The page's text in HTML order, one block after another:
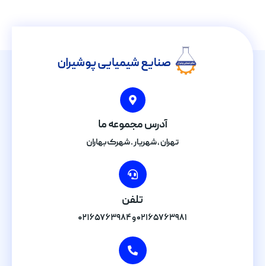
صنایع شیمیایی پوشیران
آدرس مجموعه ما
تهران , شهریار . شهرک بهاران
تلفن
۰۲۱۶۵۷۶۳۹۸۱ و ۰۲۱۶۵۷۶۳۹۸۴